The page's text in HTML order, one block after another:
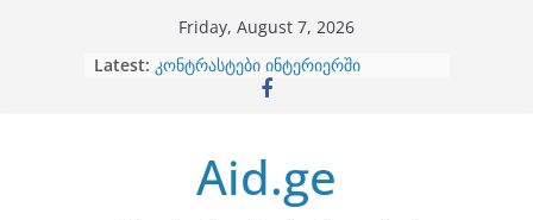
Friday, August 7, 2026
Latest: ბინების გაერთიანება
კონტრასტები ინტერიერში
ინტერიერის დიზიანი
არტემიდი წარმოგიდგენთ
Aid.ge